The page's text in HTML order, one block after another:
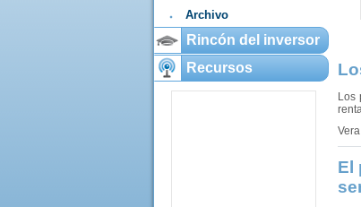
Archivo
Rincón del inversor
Recursos
Los
El